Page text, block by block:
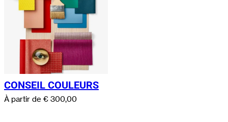
CONSEIL COULEURS
À partir de € 300,00